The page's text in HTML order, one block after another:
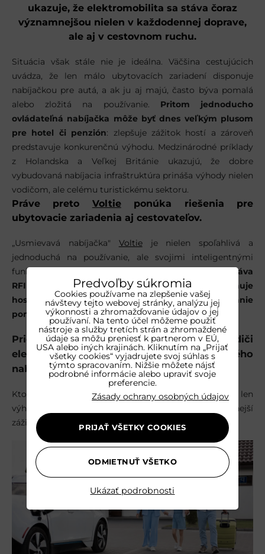
ukazuje, že elektromobilita sa stáva čoraz
významnejšou nielen v každodennej doprave,
ale aj v cestovnom ruchu.
Situácia však stále nie je ideálna. Väčšina cestujúcich
uvádza, že len málo ubytovacích zariadení disponuje
nabíjačkou pre autá, a ak ju aj majú, často býva pomalá
alebo zložitá na používanie. Pritom jednoducho
ovládateľná nabíjačka môže byť dnes veľkým plusom
pre hotel či penzión: zlepšuje zážitok hostí a zároveň
predstavuje konkurenčnú výhodu. Medzinárodné príklady
z Holandska a Veľkej Británie ukazujú, že dobre
vybudovaná nabíjacia infraštruktúra prináša výhody nielen
vodičom, ale celému turistickému sektoru.
Práve preto Voltieponúka riešenia pre
ubytovacie zariadenia aj cestovateľov.
„Usmievavá nabíjačka" Voltieje nielen spoľahlivá a
jednoduchá na používanie, ale svojimi inteligentnými
funkciami smeruje do budúcnosti.
Novinkou je správa
RFID kariet na princípe kreditu, ktorá umožňuje
hosťom jednoducho spustiť a ukončiť nabíjanie
pomocou vopred nabitej karty.
Prieskum priniesol jednoznačný odkaz: vodiči
elektromobilov oceňujú možnosť pohodlného
nabíjania počas cestovania.
Kto dnes investuje do modernej nabíjačky, neponúka len
výhodu pre súčasných hostí, ale vytvára atraktívnejší
zážitok aj pre zákazníkov budúcnosti.
Predvoľby súkromia
Cookies používame na zlepšenie vašej
návštevy tejto webovej stránky, analýzu jej
výkonnosti a zhromažďovanie údajov o jej
používaní. Na tento účel môžeme použiť
nástroje a služby tretích strán a zhromaždené
údaje sa môžu preniesť k partnerom v EÚ,
USA alebo iných krajinách. Kliknutím na „Prijať
všetky cookies“ vyjadrujete svoj súhlas s
týmto spracovaním. Nižšie môžete nájsť
podrobné informácie alebo upraviť svoje
preferencie.
Zásady ochrany osobných údajov
Ukázať podrobnosti
PRIJAŤ VŠETKY COOKIES
ODMIETNUŤ VŠETKO